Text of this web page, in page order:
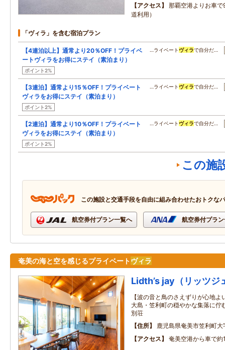
アクセス
那覇空港よりお車
道利用）
「ヴィラ」を含む宿泊プラン
【4連泊以上】通常より20％OFF！プライベ
ートヴィラをお得にステイ（素泊まり）
ポイント2%
…ライベート ヴィラで自分だ…
【3連泊】通常より15％OFF！プライベート
ヴィラをお得にステイ（素泊まり）
ポイント2%
…ライベート ヴィラで自分だ…
【2連泊】通常より10％OFF！プライベート
ヴィラをお得にステイ（素泊まり）
ポイント2%
…ライベート ヴィラで自分だ…
この施
この施設と交通手段を自由に組み合わせたおトクな
航空券付プラン一覧へ 航空券付プラ
奄美の海と空を感じるプライベートヴィラ
Lidth’s jay（リッツジ
【波の音と鳥のさえずりが心地
大島・笠利町の穏やかな集落に佇
別荘
住所
鹿児島県奄美市笠利町
アクセス
奄美空港から車で約